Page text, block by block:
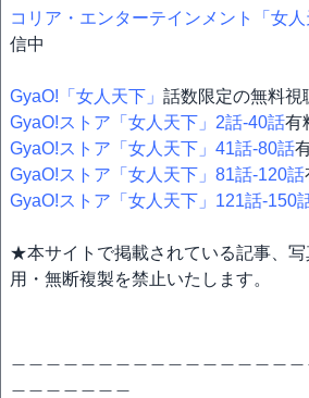
コリア・エンターテインメント「女人
信中
GyaO!「女人天下」 話数限定の無料視
GyaO!ストア「女人天下」2話-40話有
GyaO!ストア「女人天下」41話-80話
GyaO!ストア「女人天下」81話-120話
GyaO!ストア「女人天下」121話-150
★本サイトで掲載されている記事、
用・無断複製を禁止いたします。